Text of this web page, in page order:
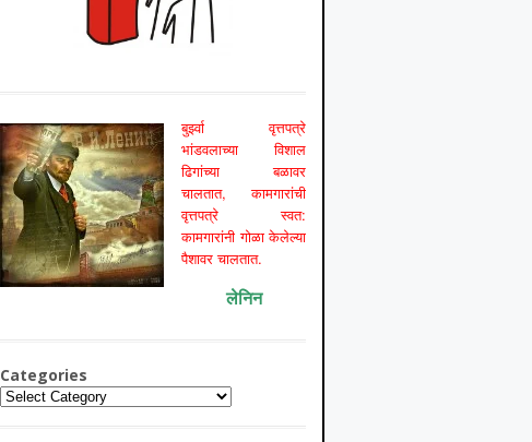
बुर्झ्वा वृत्तपत्रे
भांडवलाच्या विशाल
ढिगांच्या बळावर
चालतात, कामगारांची
वृत्तपत्रे स्वत:
कामगारांनी गोळा केलेल्या
पैशावर चालतात.
लेनिन
Categories
Categories